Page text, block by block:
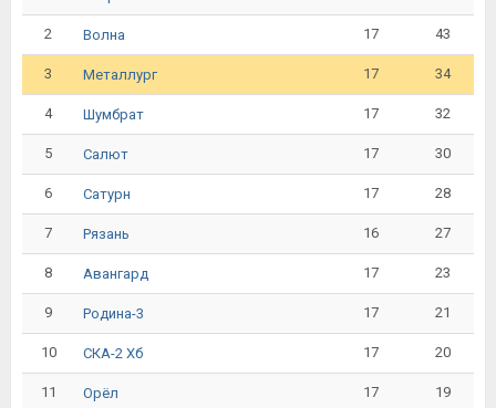
2 Волна 17 43
3 Металлург 17 34
4 Шумбрат 17 32
5 Салют 17 30
6 Сатурн 17 28
7 Рязань 16 27
8 Авангард 17 23
9 Родина-3 17 21
10 СКА-2 Хб 17 20
11 Орёл 17 19